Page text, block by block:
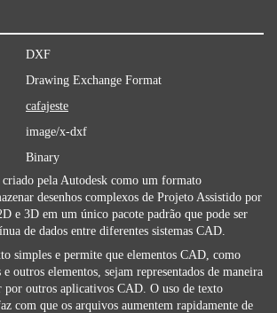
DXF
Drawing Exchange Format
cafajeste
image/x-dxf
Binary
pela Autodesk como um formato
desenhos complexos de Projeto Assistido por
e 3D em um único pacote padrão que pode ser
de dados entre diferentes sistemas CAD.
simples e permite que elementos CAD, como
outros elementos, sejam representados de maneira
outros aplicativos CAD. O uso de texto
com que os arquivos aumentem rapidamente de